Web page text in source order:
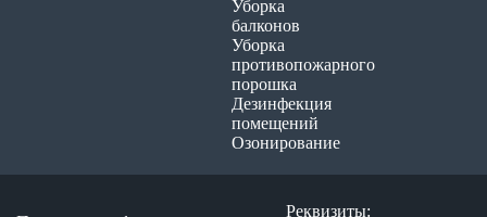
Уборка
балконов
Уборка
противопожарного
порошка
Дезинфекция
помещений
Озонирование
Реквизиты: